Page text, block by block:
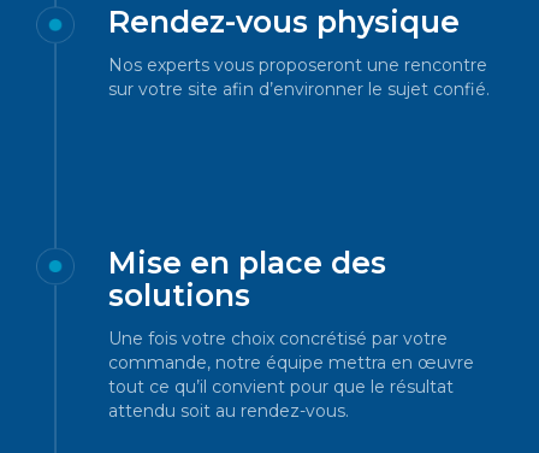
Rendez-vous physique
Nos experts vous proposeront une rencontre
sur votre site afin d’environner le sujet confié.
Mise en place des
solutions
Une fois votre choix concrétisé par votre
commande, notre équipe mettra en œuvre
tout ce qu’il convient pour que le résultat
attendu soit au rendez-vous.